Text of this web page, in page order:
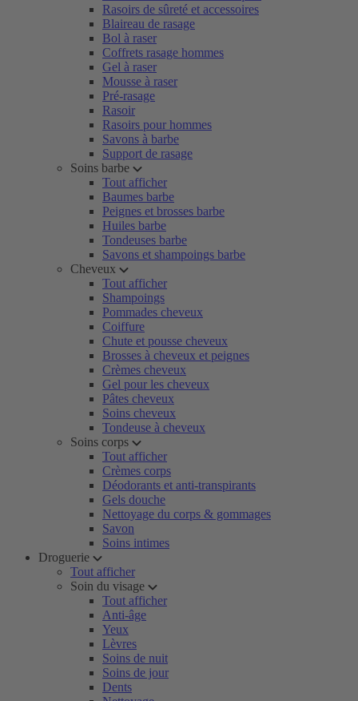
Rasoirs de sûreté et accessoires
Blaireau de rasage
Bol à raser
Coffrets rasage hommes
Gel à raser
Mousse à raser
Pré-rasage
Rasoir
Rasoirs pour hommes
Savons à barbe
Support de rasage
Soins barbe
Tout afficher
Baumes barbe
Peignes et brosses barbe
Huiles barbe
Tondeuses barbe
Savons et shampoings barbe
Cheveux
Tout afficher
Shampoings
Pommades cheveux
Coiffure
Chute et pousse cheveux
Brosses à cheveux et peignes
Crèmes cheveux
Gel pour les cheveux
Pâtes cheveux
Soins cheveux
Tondeuse à cheveux
Soins corps
Tout afficher
Crèmes corps
Déodorants et anti-transpirants
Gels douche
Nettoyage du corps & gommages
Savon
Soins intimes
Droguerie
Tout afficher
Soin du visage
Tout afficher
Anti-âge
Yeux
Lèvres
Soins de nuit
Soins de jour
Dents